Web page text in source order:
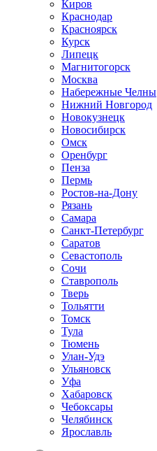
Киров
Краснодар
Красноярск
Курск
Липецк
Магнитогорск
Москва
Набережные Челны
Нижний Новгород
Новокузнецк
Новосибирск
Омск
Оренбург
Пенза
Пермь
Ростов-на-Дону
Рязань
Самара
Санкт-Петербург
Саратов
Севастополь
Сочи
Ставрополь
Тверь
Тольятти
Томск
Тула
Тюмень
Улан-Удэ
Ульяновск
Уфа
Хабаровск
Чебоксары
Челябинск
Ярославль